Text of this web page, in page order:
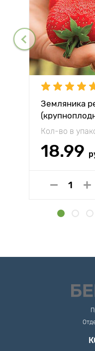
Земляника
Кол-во в
18.99